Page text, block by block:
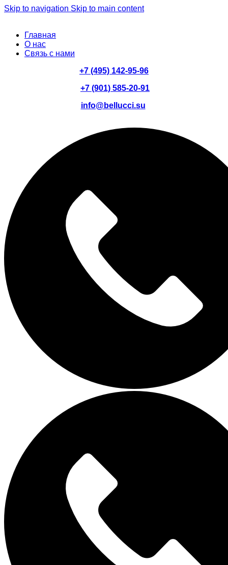
Skip to navigation Skip to main content
Главная
О нас
Связь с нами
+7 (495) 142-95-96
+7 (901) 585-20-91
info@bellucci.su